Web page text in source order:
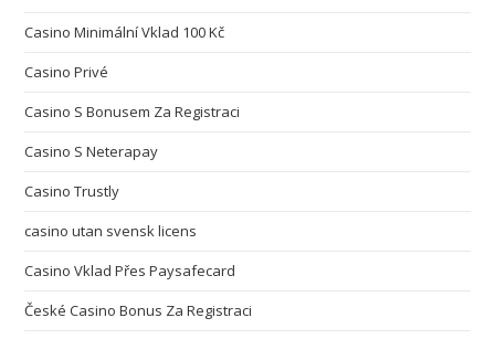
Casino Minimální Vklad 100 Kč
Casino Privé
Casino S Bonusem Za Registraci
Casino S Neterapay
Casino Trustly
casino utan svensk licens
Casino Vklad Přes Paysafecard
České Casino Bonus Za Registraci